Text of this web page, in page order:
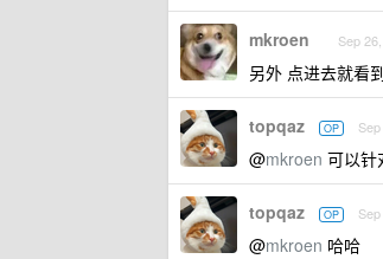
mkroen Sep
另外 点进去就看
topqaz OP
@mkroen 可以针
topqaz OP
@mkroen 哈哈